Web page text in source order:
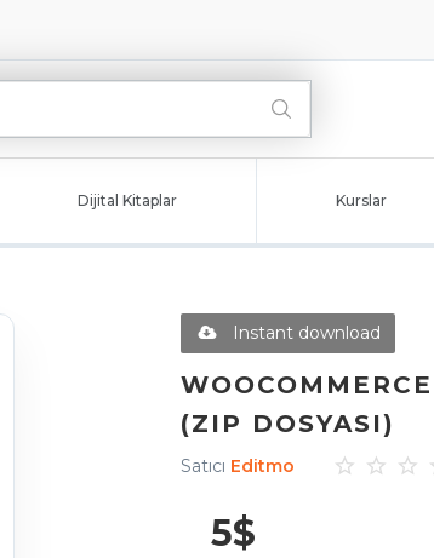
Dijital Kitaplar Kurslar
Instant download
(ZIP DOSYASI)
Satıcı Editmo
5$